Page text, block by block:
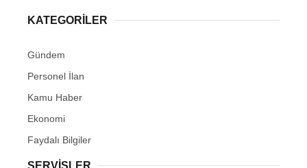
KATEGORİLER
Gündem
Personel İlan
Kamu Haber
Ekonomi
Faydalı Bilgiler
SERVİSLER